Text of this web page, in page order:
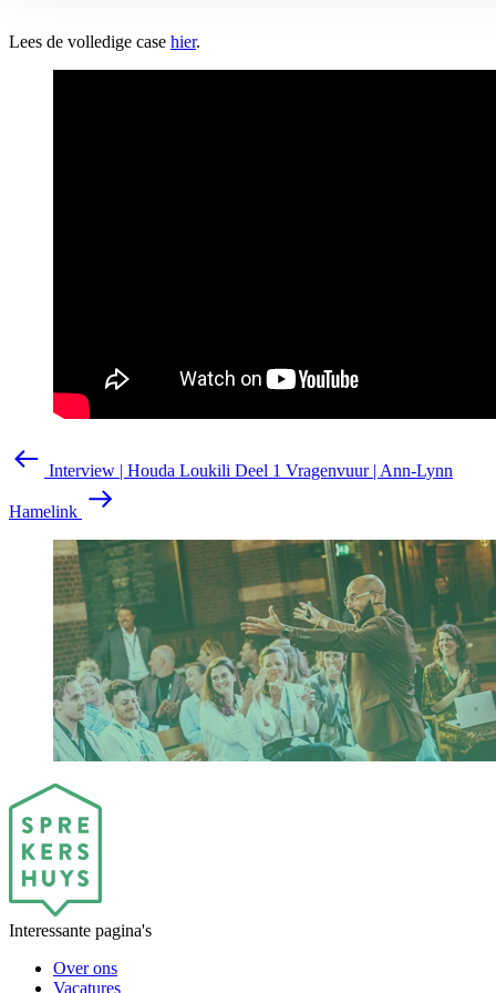
Lees de volledige case hier.
Interview | Houda Loukili Deel 1 Vragenvuur | Ann-Lynn
Hamelink
Interessante pagina's
Over ons
Vacatures